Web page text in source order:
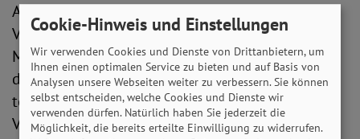
Ausführlich wurde auch „die Vergütung einer
Vorstandstätigkeit“ erörtert. Dem Steuerberater
Marco Siebert ist es durch seine besondere Art
des Vortrages gelungen, die nahezu 60
teilnehmenden Funktionäre bis zum Ende der
Veranstaltung für das Steuerrecht zu
Cookie-Hinweis und Einstellungen
Wir verwenden Cookies und Dienste von Drittanbietern, um
Ihnen einen optimalen Service zu bieten und auf Basis von
Analysen unsere Webseiten weiter zu verbessern. Sie können
selbst entscheiden, welche Cookies und Dienste wir
verwenden dürfen. Natürlich haben Sie jederzeit die
Möglichkeit, die bereits erteilte Einwilligung zu widerrufen.